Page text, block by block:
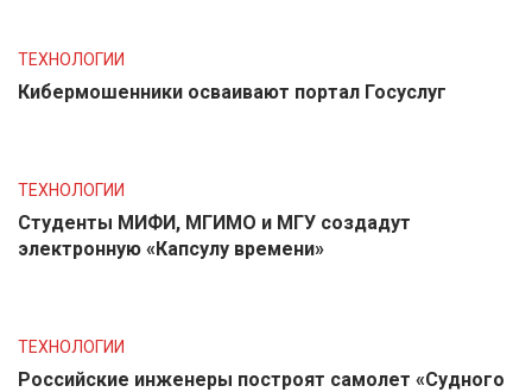
ТЕХНОЛОГИИ
Кибермошенники осваивают портал Госуслуг
ТЕХНОЛОГИИ
Студенты МИФИ, МГИМО и МГУ создадут
электронную «Капсулу времени»
ТЕХНОЛОГИИ
Российские инженеры построят самолет «Судного